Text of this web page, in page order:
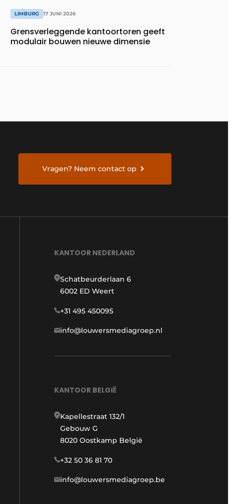
LIMBURG 17 JUNI 2026
Grensverleggende kantoortoren geeft
modulair bouwen nieuwe dimensie
Vragen? Neem contact op
KANTOOR NEDERLAND
Schatbeurderlaan 6
6002 ED Weert
+31 495 450095
info@louwersmediagroep.nl
KANTOOR BELGIË
Kapellestraat 132/1
Gebouw G
8020 Oostkamp België
+32 50 36 81 70
info@louwersmediagroep.be